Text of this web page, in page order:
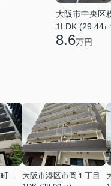
大阪市中央区
1LDK (29.44
8.6万円
大阪市中央区常盤町２丁目
大阪市港区市岡１丁目